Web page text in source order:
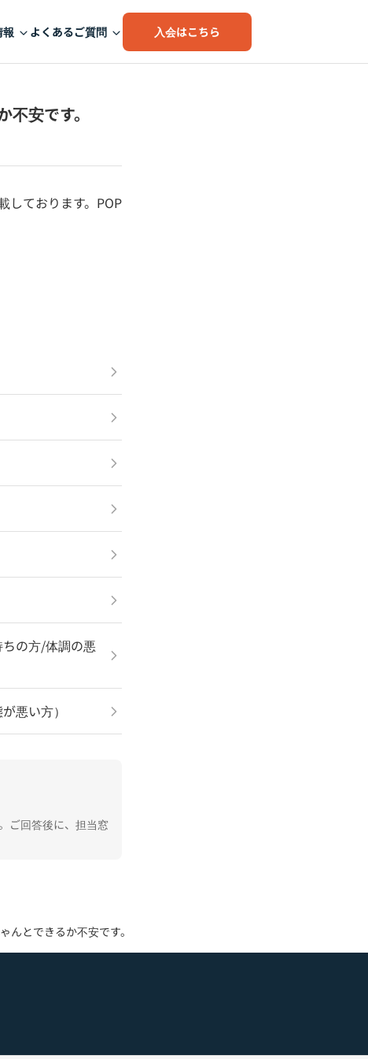
よくあるご質問 入会はこちら
安です。
しております。POP
の方/体調の悪
悪い方）
ご回答後に、担当窓
んとできるか不安です。